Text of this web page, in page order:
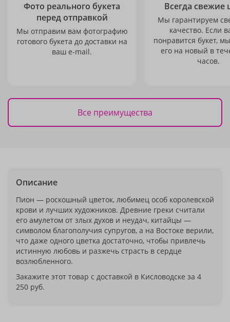
Фото реального букета
перед отправкой
Мы отправим вам фотографию
готового букета до доставки на
ваш e-mail.
Всегда свежие
Мы гарантируем
качество. Если
понравится букет,
его на новый в
часов.
Все преимущества
Описание
Пион — роскошный цветок, любимец особ королевской
крови и лучших художников. Древние греки считали
его амулетом от злых духов и неудач, китайцы —
символом благополучия супругов, а на Востоке верили,
что даже одного цветка достаточно, чтобы привлечь
истинную любовь и разжечь страсть в сердце
возлюбленного.
Закажите этот товар с доставкой в Кисловодске за 4
250 руб.